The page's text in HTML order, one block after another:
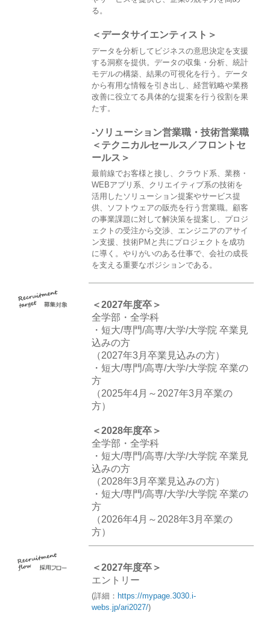
る。
＜データサイエンティスト＞
データを分析してビジネスの意思決定を支援
する洞察を提供。データの収集・分析、統計
モデルの構築、結果の可視化を行う。データ
から有用な情報を引き出し、経営戦略や業務
改善に役立てる具体的な提案を行う役割を果
たす。
-ソリューション営業職・技術営業職
＜テクニカルセールス／フロントセ
ールス＞
最前線でお客様と接し、クラウド系、業務・
WEBアプリ系、クリエイティブ系の技術を
活用したソリューション提案やサービス提
供、ソフトウェアの販売を行う営業職。顧客
の事業課題に対して解決策を提案し、プロジ
ェクトの受注から交渉、エンジニアのアサイ
ン支援、技術PMと共にプロジェクトを成功
に導く。やりがいのある仕事で、会社の成長
を支える重要なポジションである。
＜2027年度卒＞
全学部・全学科
・短大/専門/高専/大学/大学院 卒業見
込みの方
（2027年3月卒業見込みの方）
・短大/専門/高専/大学/大学院 卒業の
方
（2025年4月～2027年3月卒業の
方）
＜2028年度卒＞
全学部・全学科
・短大/専門/高専/大学/大学院 卒業見
込みの方
（2028年3月卒業見込みの方）
・短大/専門/高専/大学/大学院 卒業の
方
（2026年4月～2028年3月卒業の
方）
＜2027年度卒＞
エントリー
(詳細： https://mypage.3030.i-
webs.jp/ari2027/)